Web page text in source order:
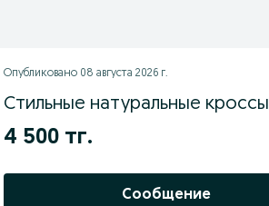
Опубликовано 08 августа 2026 г.
Стильные натуральные кроссы
4 500 тг.
Сообщение